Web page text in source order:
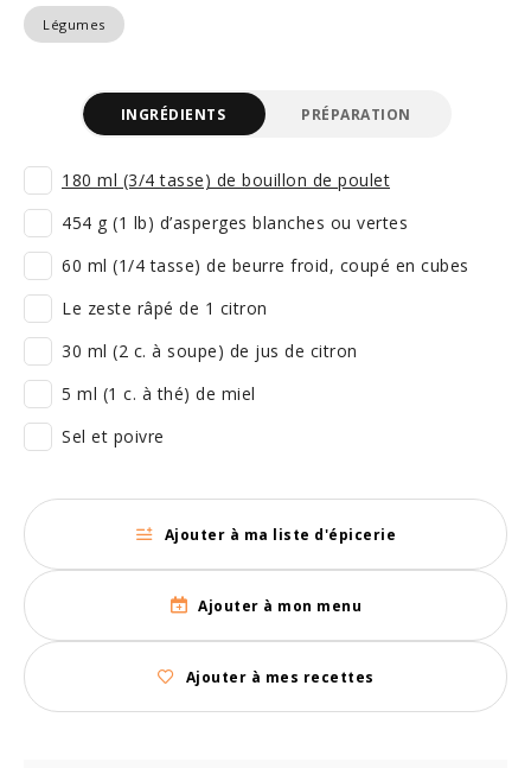
Légumes
INGRÉDIENTS PRÉPARATION
180 ml (3/4 tasse) de bouillon de poulet
454 g (1 lb) d’asperges blanches ou vertes
60 ml (1/4 tasse) de beurre froid, coupé en cubes
Le zeste râpé de 1 citron
30 ml (2 c. à soupe) de jus de citron
5 ml (1 c. à thé) de miel
Sel et poivre
Ajouter à ma liste d'épicerie
Ajouter à mon menu
Ajouter à mes recettes